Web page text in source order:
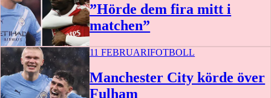
”Hörde dem fira mitt i
matchen”
11 FEBRUARIFOTBOLL
Manchester City körde över
Fulham